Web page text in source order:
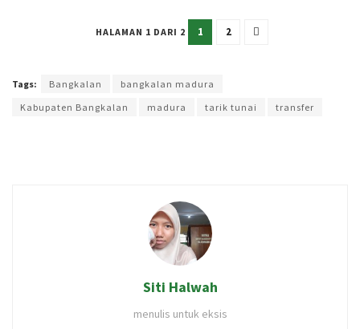
HALAMAN 1 DARI 2 1 2
Tags: Bangkalan
bangkalan madura
Kabupaten Bangkalan
madura tarik tunai transfer
Siti Halwah
menulis untuk eksis